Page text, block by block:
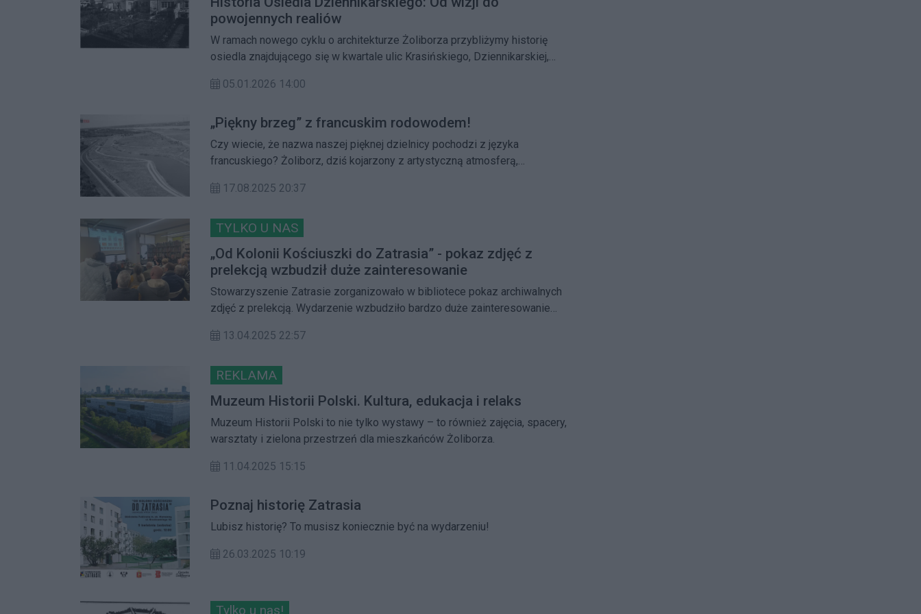
powojennych realiów
W ramach nowego cyklu o architekturze Żoliborza przybliżymy historię
osiedla znajdującego się w kwartale ulic Krasińskiego, Dziennikarskiej,
Kazimierza Tołłoczkę
05.01.2026 14:00
„Piękny brzeg” z francuskim rodowodem!
Czy wiecie, że nazwa naszej pięknej dzielnicy pochodzi z języka
francuskiego? Żoliborz, dziś kojarzony z artystyczną atmosferą,
zawdzięcza XVIII-wiecznym zakonnikom.
17.08.2025 20:37
TYLKO U NAS
„Od Kolonii Kościuszki do Zatrasia” - pokaz zdjęć z
prelekcją wzbudził duże zainteresowanie
Stowarzyszenie Zatrasie zorganizowało w bibliotece pokaz archiwalnych
zdjęć z prelekcją. Wydarzenie wzbudziło bardzo duże zainteresowanie
13.04.2025 22:57
REKLAMA
Muzeum Historii Polski. Kultura, edukacja i relaks
Muzeum Historii Polski to nie tylko wystawy – to również zajęcia, spacery,
warsztaty i zielona przestrzeń dla mieszkańców Żoliborza.
11.04.2025 15:15
Poznaj historię Zatrasia
Lubisz historię? To musisz koniecznie być na wydarzeniu!
26.03.2025 10:19
Tylko u nas!